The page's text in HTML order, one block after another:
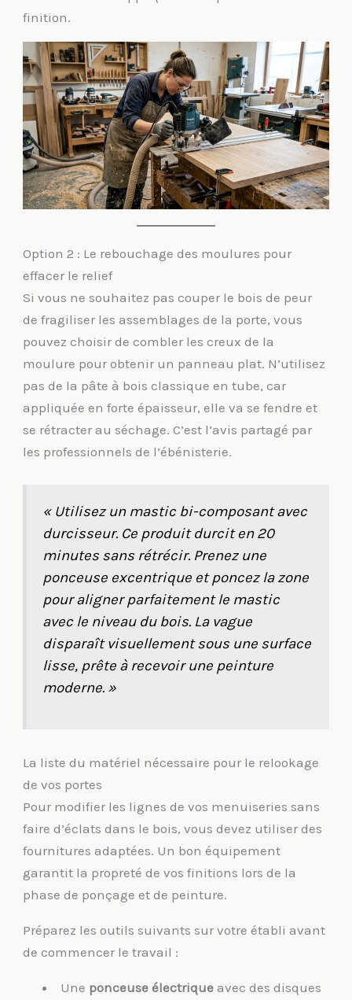
finition.
Option 2 : Le rebouchage des moulures pour
effacer le relief
Si vous ne souhaitez pas couper le bois de peur
de fragiliser les assemblages de la porte, vous
pouvez choisir de combler les creux de la
moulure pour obtenir un panneau plat. N’utilisez
pas de la pâte à bois classique en tube, car
appliquée en forte épaisseur, elle va se fendre et
se rétracter au séchage. C’est l’avis partagé par
les professionnels de l’ébénisterie.
« Utilisez un mastic bi-composant avec
durcisseur. Ce produit durcit en 20
minutes sans rétrécir. Prenez une
ponceuse excentrique et poncez la zone
pour aligner parfaitement le mastic
avec le niveau du bois. La vague
disparaît visuellement sous une surface
lisse, prête à recevoir une peinture
moderne. »
La liste du matériel nécessaire pour le relookage
de vos portes
Pour modifier les lignes de vos menuiseries sans
faire d’éclats dans le bois, vous devez utiliser des
fournitures adaptées. Un bon équipement
garantit la propreté de vos finitions lors de la
phase de ponçage et de peinture.
Préparez les outils suivants sur votre établi avant
de commencer le travail :
Une ponceuse électrique avec des disques